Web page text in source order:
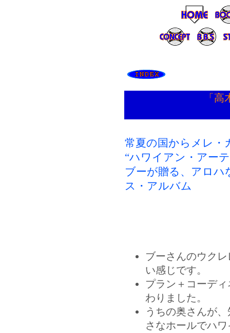
「
常夏の国からメレ・
“ハワイアン・アー
ブーが贈る、アロハ
ス・アルバム
ブーさんのウク
い感じです。
プラン＋コーデ
わりました。
うちの奥さんが
さなホールでハ